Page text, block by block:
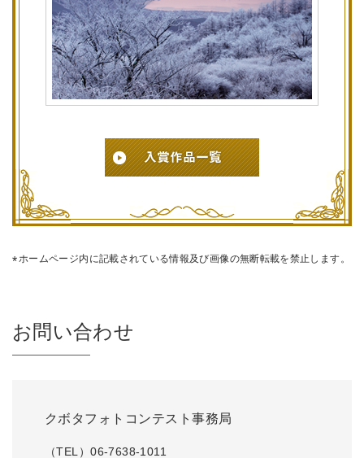
ホームページ内に記載されている情報及び画像の無断転載を禁止します。
お問い合わせ
クボタフォトコンテスト事務局
（TEL）06-7638-1011